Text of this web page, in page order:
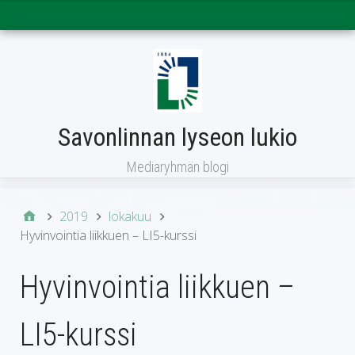
Savonlinnan lyseon lukio
Mediaryhmän blogi
2019
lokakuu
Hyvinvointia liikkuen – LI5-kurssi
Hyvinvointia liikkuen –
LI5-kurssi